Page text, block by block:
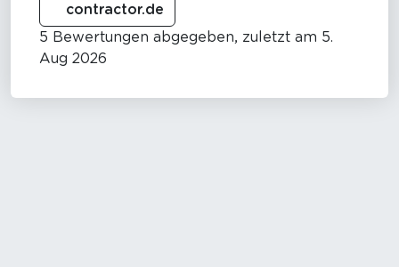
contractor.de
5 Bewertungen abgegeben, zuletzt am 5.
Aug 2026